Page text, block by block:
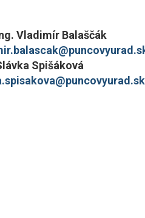
Vladimír Balaščák
Spišáková